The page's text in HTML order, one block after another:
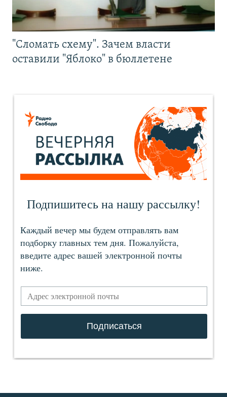
"Сломать схему". Зачем власти
оставили "Яблоко" в бюллетене